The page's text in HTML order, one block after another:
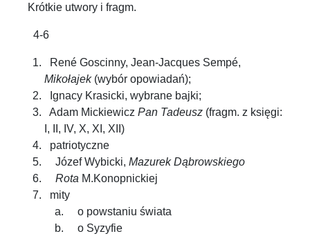
Krótkie utwory i fragm.
4-6
René Goscinny, Jean-Jacques Sempé,
Mikołajek (wybór opowiadań);
Ignacy Krasicki, wybrane bajki;
Adam Mickiewicz Pan Tadeusz (fragm. z księgi:
I, II, IV, X, XI, XII)
patriotyczne
Józef Wybicki, Mazurek Dąbrowskiego
Rota M.Konopnickiej
mity
o powstaniu świata
o Syzyfie